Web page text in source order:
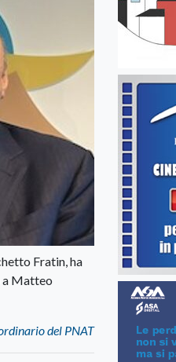
Fratin, ha
a Matteo
del PNAT